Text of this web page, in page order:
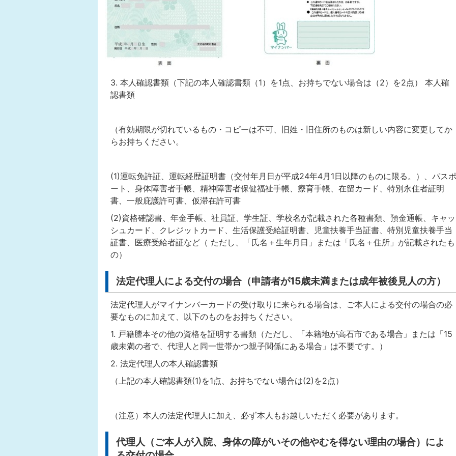
3. 本人確認書類（下記の本人確認書類（1）を1点、お持ちでない場合は（2）を2点） 本人確
認書類
（有効期限が切れているもの・コピーは不可、旧姓・旧住所のものは新しい内容に変更してか
らお持ちください。
(1)運転免許証、運転経歴証明書（交付年月日が平成24年4月1日以降のものに限る。）、パスポ
ート、身体障害者手帳、精神障害者保健福祉手帳、療育手帳、在留カード、特別永住者証明
書、一般庇護許可書、仮滞在許可書
(2)資格確認書、年金手帳、社員証、学生証、学校名が記載された各種書類、預金通帳、キャッ
シュカード、クレジットカード、生活保護受給証明書、児童扶養手当証書、特別児童扶養手当
証書、医療受給者証など（ ただし、「氏名＋生年月日」または「氏名＋住所」が記載されたも
の）
法定代理人による交付の場合（申請者が15歳未満または成年被後見人の方）
法定代理人がマイナンバーカードの受け取りに来られる場合は、ご本人による交付の場合の必
要なものに加えて、以下のものをお持ちください。
1. 戸籍謄本その他の資格を証明する書類（ただし、「本籍地が高石市である場合」または「15
歳未満の者で、代理人と同一世帯かつ親子関係にある場合」は不要です。）
2. 法定代理人の本人確認書類
（上記の本人確認書類(1)を1点、お持ちでない場合は(2)を2点）
（注意）本人の法定代理人に加え、必ず本人もお越しいただく必要があります。
代理人（ご本人が入院、身体の障がいその他やむを得ない理由の場合）によ